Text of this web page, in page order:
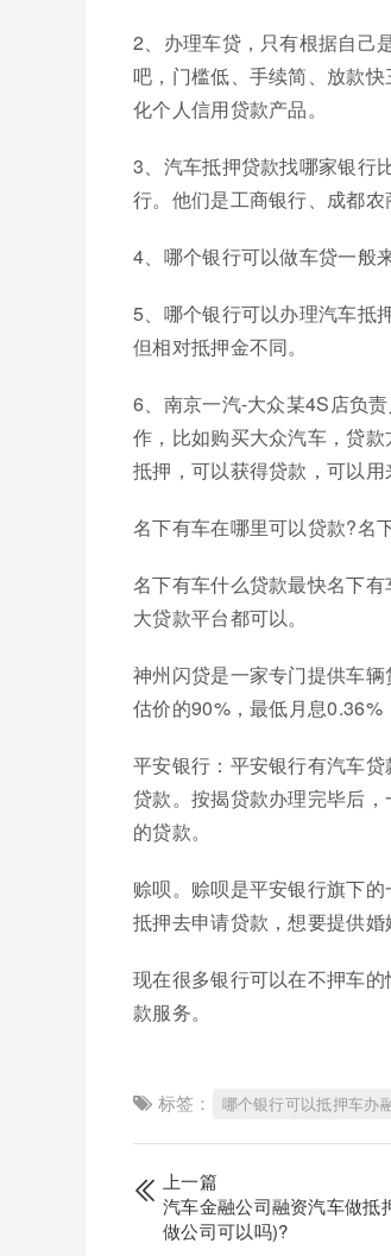
2、办理车贷，只有根据自己
吧，门槛低、手续简、放款
化个人信用贷款产品。
3、汽车抵押贷款找哪家银行
行。他们是工商银行、成都
4、哪个银行可以做车贷一般
5、哪个银行可以办理汽车抵
但相对抵押金不同。
6、南京一汽-大众某4S店负
作，比如购买大众汽车，贷
抵押，可以获得贷款，可以用
名下有车在哪里可以贷款?名
名下有车什么贷款最快名下
大贷款平台都可以。
神州闪贷是一家专门提供车
估价的90%，最低月息0.36%
平安银行：平安银行有汽车
贷款。按揭贷款办理完毕后
的贷款。
赊呗。赊呗是平安银行旗下
抵押去申请贷款，想要提供
现在很多银行可以在不押车
款服务。
标签： 哪个银行可以抵押车办
上一篇
汽车金融公司融资汽车做抵
做公司可以吗)?